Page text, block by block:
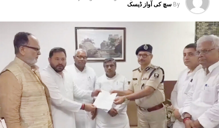
UP
کے پیش نظر امن کمیٹی کی میٹنگ منعقد
DON'T MISS
چھپرہ میں ماک ڈرل کاانعقاد، لوگوں میں مچی افراتفری
By سچ کی آواز ڈیسک